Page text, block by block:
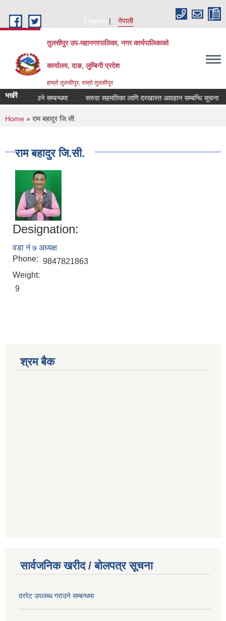
English
नेपाली
तुलसीपुर उप-महानगरपालिका, नगर कार्यपालिकाको
कार्यालय, दाङ, लुम्बिनी प्रदेश
हाम्रो तुलसीपुर, राम्रो तुलसीपुर
भर्खरैगराउने सम्बन्धमा सरुवा सहमतिका लागि दरखास्त आवहान सम्बन्धि सूचना
You are here
Home » राम बहादुर जि‍.सी.
राम बहादुर जि‍.सी.
Designation:
वडा नं ७ अध्यक्ष
Phone: 9847821863
Weight:
9
श्रम बैक
सार्वजनिक खरीद / बोलपत्र सूचना
दररेट उपलब्ध गराउने सम्बन्धमा